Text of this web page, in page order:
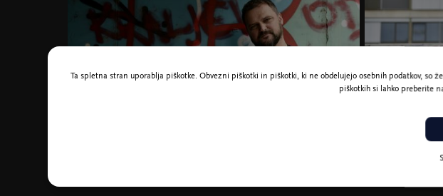
Ta spletna stran uporablja piškotke. Obvezni piškotki in piškotki, ki ne obdelujejo osebnih podatkov, so
piškotkih si lahko preberite